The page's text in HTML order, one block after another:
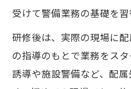
受けて警備業務の基礎を習
研修後は、実際の現場に
の指導のもとで業務をス
誘導や施設警備など、配